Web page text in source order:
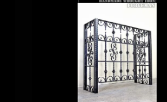
オーダーメイドする